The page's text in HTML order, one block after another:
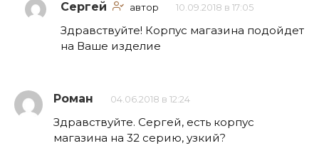
Сергей автор 10.09.2018 в 17:05
Здравствуйте! Корпус магазина подойдет
на Ваше изделие
Роман 04.06.2018 в 12:24
Здравствуйте. Сергей, есть корпус
магазина на 32 серию, узкий?